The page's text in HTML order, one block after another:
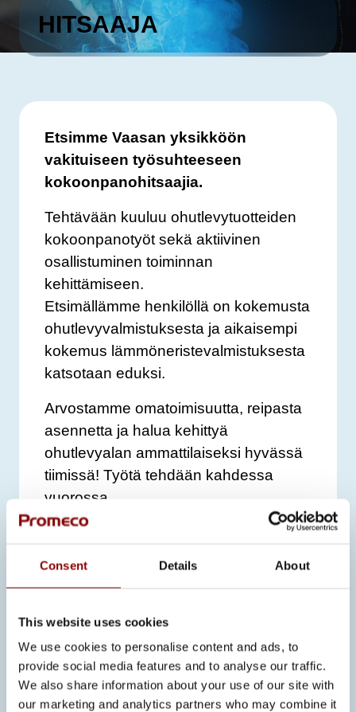
Consent Details About
This website uses cookies
We use cookies to personalise content and ads, to
provide social media features and to analyse our traffic.
We also share information about your use of our site with
our marketing and analytics partners who may combine it
HITSAAJA
Etsimme Vaasan yksikköön
vakituiseen työsuhteeseen
kokoonpanohitsaajia.
Tehtävään kuuluu ohutlevytuotteiden
kokoonpanotyöt sekä aktiivinen
osallistuminen toiminnan
kehittämiseen.
Etsimällämme henkilöllä on kokemusta
ohutlevyvalmistuksesta ja aikaisempi
kokemus lämmöneristevalmistuksesta
katsotaan eduksi.
Arvostamme omatoimisuutta, reipasta
asennetta ja halua kehittyä
ohutlevyalan ammattilaiseksi hyvässä
tiimissä! Työtä tehdään kahdessa
vuorossa.
Tarjoamme monipuolisen työn
Lisätietoja tehtävästä Promecolla
antaa työnjohtaja Raimo Katajamäki,
raimo.katajamaki@promeco.fi
Lähetä vapaamuotoinenhakemuksesi